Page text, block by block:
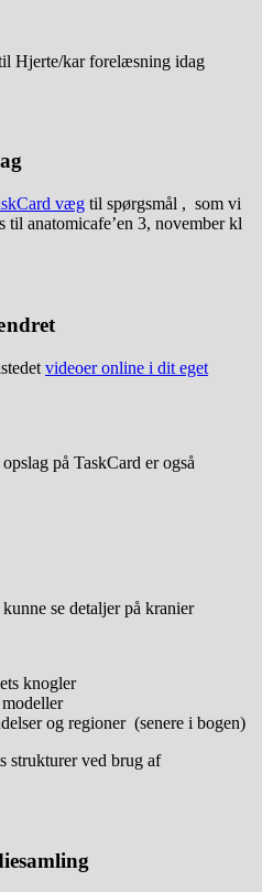
Hjerte/kar forelæsning idag
væg til spørgsmål , som vi
til anatomicafe’en 3, november kl
videoer online i dit eget
på TaskCard er også
se detaljer på kranier
knogler
og regioner (senere i bogen)
strukturer ved brug af